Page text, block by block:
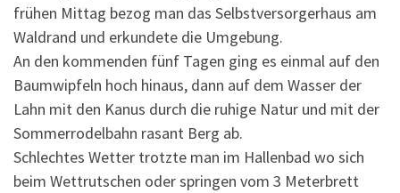
frühen Mittag bezog man das Selbstversorgerhaus am
Waldrand und erkundete die Umgebung.
An den kommenden fünf Tagen ging es einmal auf den
Baumwipfeln hoch hinaus, dann auf dem Wasser der
Lahn mit den Kanus durch die ruhige Natur und mit der
Sommerrodelbahn rasant Berg ab.
Schlechtes Wetter trotzte man im Hallenbad wo sich
beim Wettrutschen oder springen vom 3 Meterbrett